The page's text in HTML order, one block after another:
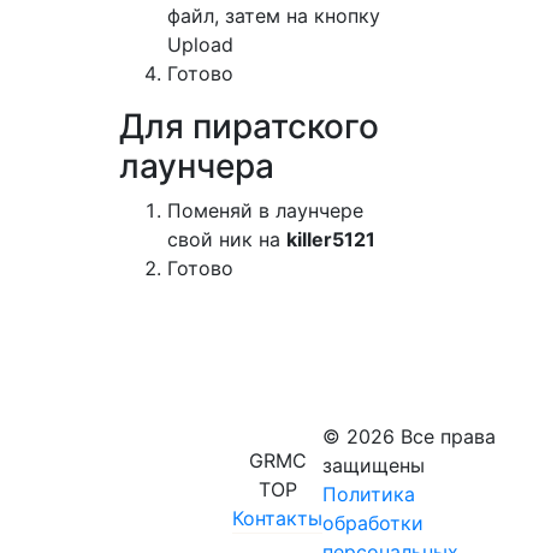
файл, затем на кнопку
Upload
Готово
Для пиратского
лаунчера
Поменяй в лаунчере
свой ник на killer5121
Готово
GRMC
TOP
Контакты
© 2026 Все права
защищены
Политика
обработки